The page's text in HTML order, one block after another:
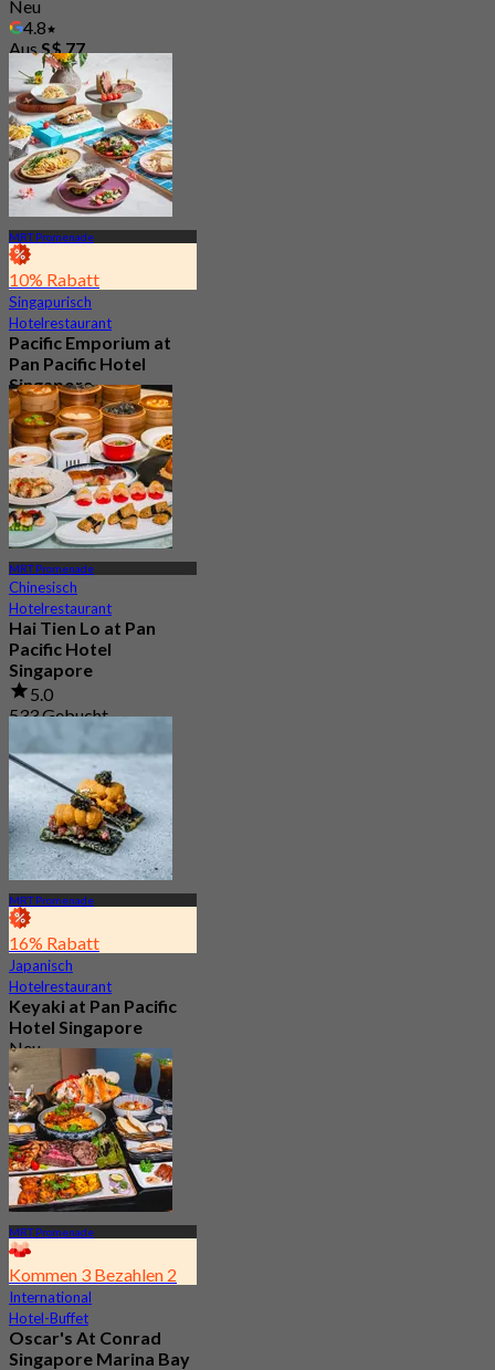
Neu
4.8
Aus S$ 77
MRT Promenade
10% Rabatt
Singapurisch
Hotelrestaurant
Pacific Emporium at
Pan Pacific Hotel
Singapore
Neu
4.2
AusS$ 32.35
MRT Promenade
Chinesisch
Hotelrestaurant
Hai Tien Lo at Pan
Pacific Hotel
Singapore
5.0
533 Gebucht
Aus
S$ 69.05
MRT Promenade
16% Rabatt
Japanisch
Hotelrestaurant
Keyaki at Pan Pacific
Hotel Singapore
Neu
AusS$ 70
MRT Promenade
Kommen 3 Bezahlen 2
International
Hotel-Buffet
Oscar's At Conrad
Singapore Marina Bay